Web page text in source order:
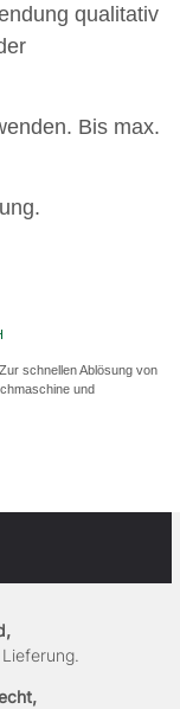
qualitativ
Bis max.
schnellen Ablösung von
und